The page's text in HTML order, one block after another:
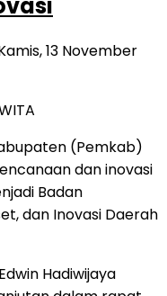
13 November
(Pemkab)
dan inovasi
Badan
dan Inovasi Daerah